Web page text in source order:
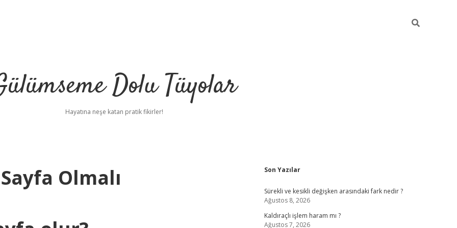
Dolu Tüyolar
Hayatına neşe katan pratik fikirler!
Olmalı
Sidebar
Son Yazılar
Sürekli ve kesikli değişken arasındaki fark nedir ?
Ağustos 8, 2026
Kaldıraçlı işlem haram mı ?
Ağustos 7, 2026